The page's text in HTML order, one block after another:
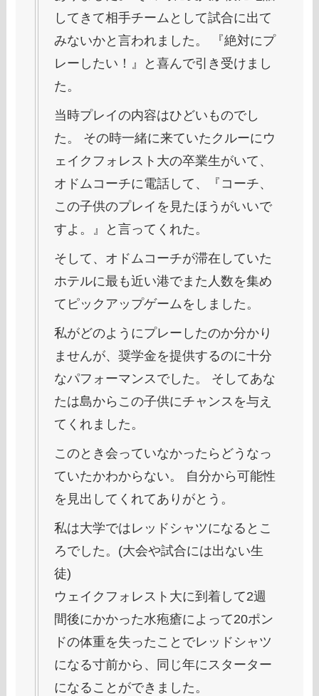
してきて相手チームとして試合に出て
みないかと言われました。 『絶対にプ
レーしたい！』と喜んで引き受けまし
た。
当時プレイの内容はひどいものでし
た。 その時一緒に来ていたクルーにウ
ェイクフォレスト大の卒業生がいて、
オドムコーチに電話して、『コーチ、
この子供のプレイを見たほうがいいで
すよ。』と言ってくれた。
そして、オドムコーチが滞在していた
ホテルに最も近い港でまた人数を集め
てピックアップゲームをしました。
私がどのようにプレーしたのか分かり
ませんが、奨学金を提供するのに十分
なパフォーマンスでした。 そしてあな
たは島からこの子供にチャンスを与え
てくれました。
このとき会っていなかったらどうなっ
ていたかわからない。 自分から可能性
を見出してくれてありがとう。
私は大学ではレッドシャツになるとこ
ろでした。(大会や試合には出ない生
徒)
ウェイクフォレスト大に到着して2週
間後にかかった水疱瘡によって20ポン
ドの体重を失ったことでレッドシャツ
になる寸前から、同じ年にスターター
になることができました。